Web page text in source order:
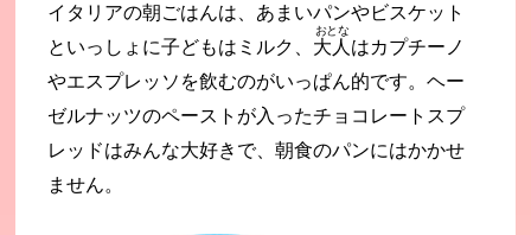
イタリアの朝ごはんは、あまいパンやビスケット
といっしょに子どもはミルク、 大人
おとな
はカプチーノ
やエスプレッソを飲むのがいっぱん的です。ヘー
ゼルナッツのペーストが入ったチョコレートスプ
レッドはみんな大好きで、朝食のパンにはかかせ
ません。